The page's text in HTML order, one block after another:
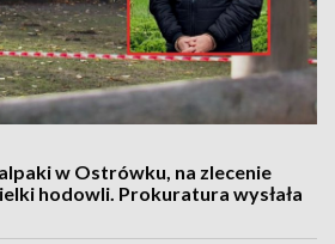
w Ostrówku, na zlecenie
hodowli. Prokuratura wysłała